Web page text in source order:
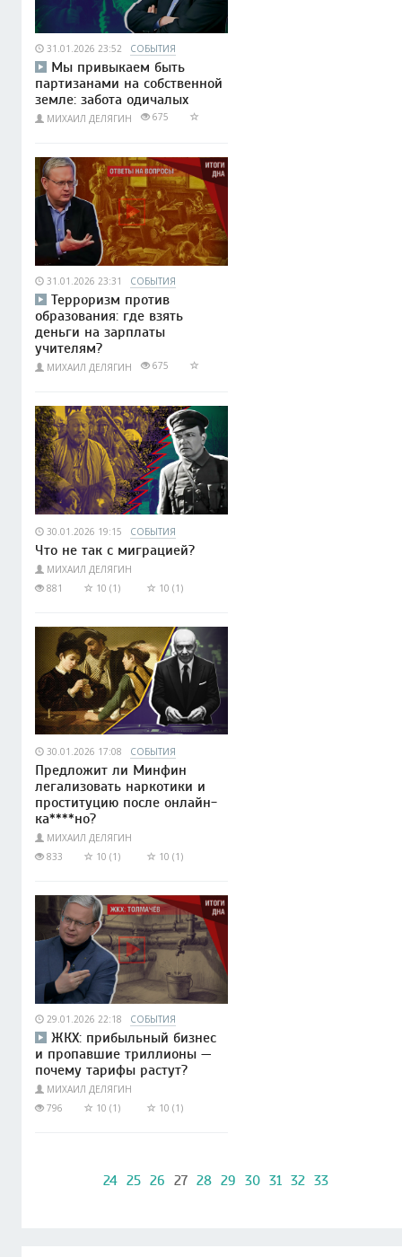
31.01.2026 23:52 СОБЫТИЯ
Мы привыкаем быть
партизанами на собственной
земле: забота одичалых
МИХАИЛ ДЕЛЯГИН 675
31.01.2026 23:31 СОБЫТИЯ
Терроризм против
образования: где взять
деньги на зарплаты
учителям?
МИХАИЛ ДЕЛЯГИН 675
30.01.2026 19:15 СОБЫТИЯ
Что не так с миграцией?
МИХАИЛ ДЕЛЯГИН
881
10 (1) 10 (1)
30.01.2026 17:08 СОБЫТИЯ
Предложит ли Минфин
легализовать наркотики и
проституцию после онлайн-
ка****но?
МИХАИЛ ДЕЛЯГИН
833
10 (1) 10 (1)
29.01.2026 22:18 СОБЫТИЯ
ЖКХ: прибыльный бизнес
и пропавшие триллионы —
почему тарифы растут?
МИХАИЛ ДЕЛЯГИН
796
10 (1) 10 (1)
24 25 26 27 28 29 30 31 32 33